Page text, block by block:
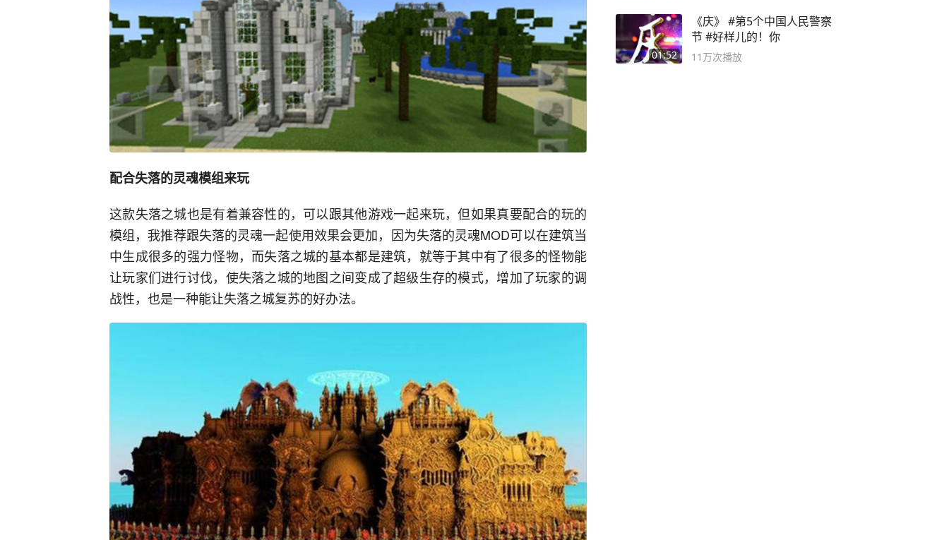
配合失落的灵魂模组来玩
这款失落之城也是有着兼容性的，可以跟其他游戏一起来玩，但如果真要配合的玩的
模组，我推荐跟失落的灵魂一起使用效果会更加，因为失落的灵魂MOD可以在建筑当
中生成很多的强力怪物，而失落之城的基本都是建筑，就等于其中有了很多的怪物能
让玩家们进行讨伐，使失落之城的地图之间变成了超级生存的模式，增加了玩家的调
战性，也是一种能让失落之城复苏的好办法。
01:52
《庆》 #第5个中国人民警察
节 #好样儿的！你
11万次播放